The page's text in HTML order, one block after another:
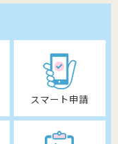
スマート申請